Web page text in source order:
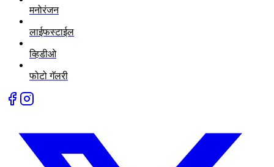
मनोरंजन
लाईफस्टाईल
व्हिडीओ
फोटो गॅलरी